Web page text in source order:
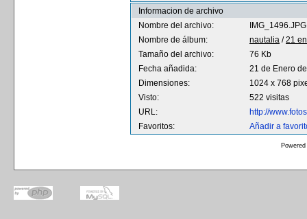
Informacion de archivo
Nombre del archivo:
IMG_1496.JPG
Nombre de álbum:
nautalia /21
Tamaño del archivo:
76 Kb
Fecha añadida:
21 de Enero
Dimensiones:
1024 x 768
Visto:
522 visitas
URL:
http://
Favoritos:
Añadir a